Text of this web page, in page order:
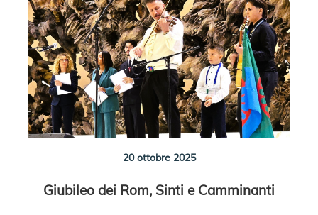
20 ottobre 2025
Giubileo dei Rom, Sinti e Camminanti